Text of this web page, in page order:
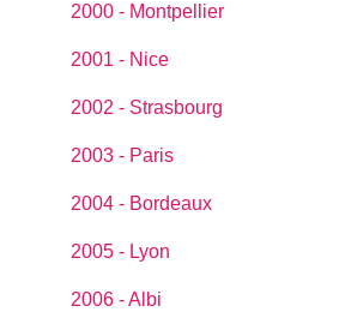
2000 - Montpellier
2001 - Nice
2002 - Strasbourg
2003 - Paris
2004 - Bordeaux
2005 - Lyon
2006 - Albi